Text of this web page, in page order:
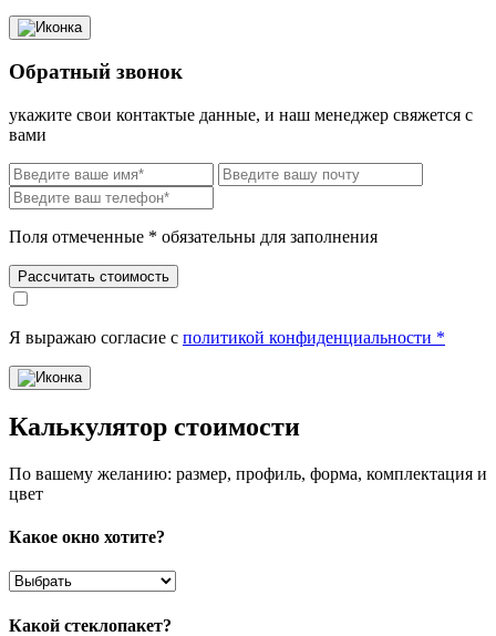
Обратный звонок
укажите свои контактые данные, и наш менеджер свяжется с
вами
Поля отмеченные * обязательны для заполнения
Рассчитать стоимость
Я выражаю согласие с политикой конфиденциальности *
Калькулятор стоимости
По вашему желанию: размер, профиль, форма, комплектация и
цвет
Какое окно хотите?
Какой стеклопакет?